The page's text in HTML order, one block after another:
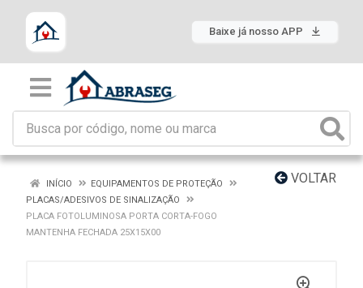
Baixe já nosso APP
VOLTAR
INÍCIO
EQUIPAMENTOS DE PROTEÇÃO
PLACAS/ADESIVOS DE SINALIZAÇÃO
PLACA FOTOLUMINOSA PORTA CORTA-FOGO
MANTENHA FECHADA 25X15X00